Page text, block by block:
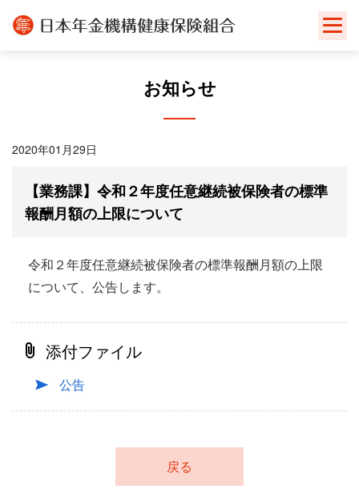
お知らせ
2020年01月29日
【業務課】令和２年度任意継続被保険者の標準
報酬月額の上限について
令和２年度任意継続被保険者の標準報酬月額の上限
について、公告します。
添付ファイル
公告
戻る